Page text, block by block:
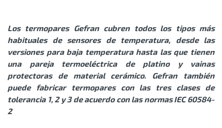
Los termopares Gefran cubren todos los tipos más
habituales de sensores de temperatura, desde las
versiones para baja temperatura hasta las que tienen
una pareja termoeléctrica de platino y vainas
protectoras de material cerámico. Gefran también
puede fabricar termopares con las tres clases de
tolerancia 1, 2 y 3 de acuerdo con las normas IEC 60584-
2